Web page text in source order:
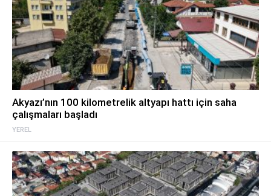
YEREL
Akyazı’nın 100 kilometrelik altyapı hattı için saha
çalışmaları başladı